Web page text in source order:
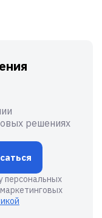
решениях
персональных